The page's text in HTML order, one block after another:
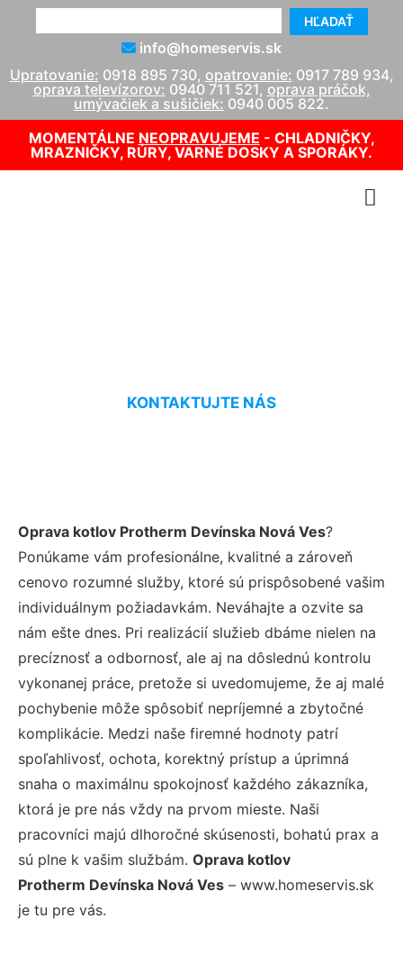
HĽADAŤ
info@homeservis.sk
Upratovanie: 0918 895 730, opatrovanie: 0917 789 934,
oprava televízorov: 0940 711 521, oprava práčok,
umývačiek a sušičiek: 0940 005 822.
MOMENTÁLNE NEOPRAVUJEME - CHLADNIČKY,
MRAZNIČKY, RÚRY, VARNÉ DOSKY A SPORÁKY.
KONTAKTUJTE NÁS
Oprava kotlov Protherm Devínska Nová Ves?
Ponúkame vám profesionálne, kvalitné a zároveň
cenovo rozumné služby, ktoré sú prispôsobené vašim
individuálnym požiadavkám. Neváhajte a ozvite sa
nám ešte dnes. Pri realizácií služieb dbáme nielen na
precíznosť a odbornosť, ale aj na dôslednú kontrolu
vykonanej práce, pretože si uvedomujeme, že aj malé
pochybenie môže spôsobiť nepríjemné a zbytočné
komplikácie. Medzi naše firemné hodnoty patrí
spoľahlivosť, ochota, korektný prístup a úprimná
snaha o maximálnu spokojnosť každého zákazníka,
ktorá je pre nás vždy na prvom mieste. Naši
pracovníci majú dlhoročné skúsenosti, bohatú prax a
sú plne k vašim službám. Oprava kotlov
Protherm Devínska Nová Ves – www.homeservis.sk
je tu pre vás.